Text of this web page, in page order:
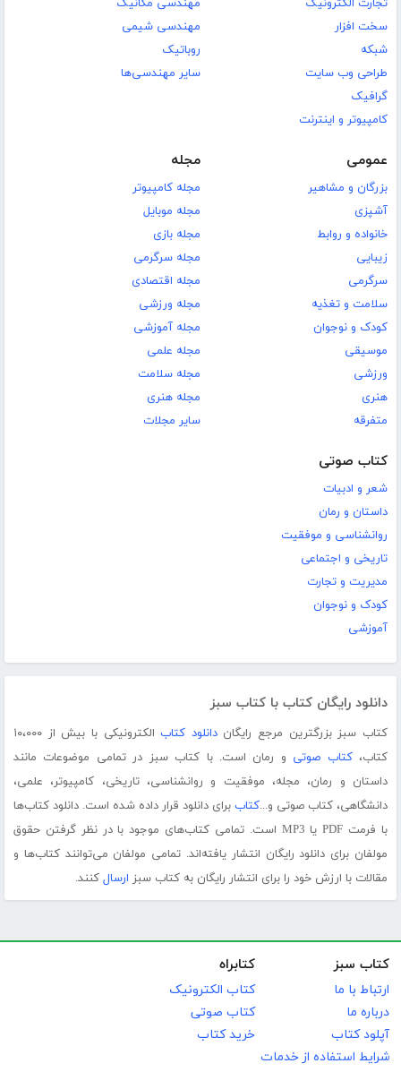
تجارت الکترونیک
سخت افزار
شبکه
طراحی وب سایت
گرافیک
کامپیوتر و اینترنت
مهندسی مکانیک
مهندسی شیمی
روباتیک
سایر مهندسی‌ها
عمومی
بزرگان و مشاهیر
آشپزی
خانواده و روابط
زیبایی
سرگرمی
سلامت و تغذیه
کودک و نوجوان
موسیقی
ورزشی
هنری
متفرقه
مجله
مجله کامپیوتر
مجله موبایل
مجله بازی
مجله سرگرمی
مجله اقتصادی
مجله ورزشی
مجله آموزشی
مجله علمی
مجله سلامت
مجله هنری
سایر مجلات
کتاب صوتی
شعر و ادبیات
داستان و رمان
روانشناسی و موفقیت
تاریخی و اجتماعی
مدیریت و تجارت
کودک و نوجوان
آموزشی
دانلود رایگان کتاب با کتاب سبز
کتاب سبز بزرگترین مرجع رایگاندانلود کتاب
الکترونیکی با بیش از ۱۰،۰۰۰
کتاب،کتاب صوتی و رمان است. با کتاب سبز در تمامی موضوعات مانند
داستان و رمان، مجله، موفقیت و روانشناسی، تاریخی، کامپیوتر، علمی،
دانشگاهی، کتاب صوتی و...کتاب برای دانلود قرار داده شده است. دانلود کتاب‌ها
با فرمت PDF یا MP3 است. تمامی کتاب‌های موجود با در نظر گرفتن حقوق
مولفان برای دانلود رایگان انتشار یافته‌اند. تمامی مولفان می‌توانند کتاب‌ها و
مقالات با ارزش خود را برای انتشار رایگان به کتاب سبز ارسال کنند.
کتاب سبز
ارتباط با ما
درباره ما
آپلود کتاب
شرایط استفاده از خدمات
کتابراه
کتاب الکترونیک
کتاب صوتی
خرید کتاب